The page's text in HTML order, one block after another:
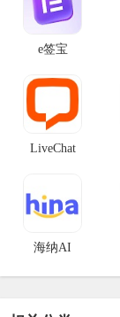
e签宝
LiveChat
海纳AI